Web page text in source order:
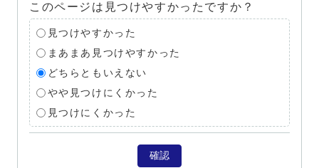
このページは見つけやすかったですか？
見つけやすかった
まあまあ見つけやすかった
どちらともいえない
やや見つけにくかった
見つけにくかった
確認